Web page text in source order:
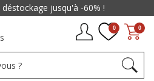
0
0
déstockage jusqu'à -60% !